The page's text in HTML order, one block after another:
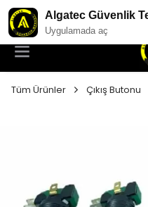
YENI NESIL
Tüm Ürünler Çıkış Butonu
Algatec Güvenlik
Uygulamada aç